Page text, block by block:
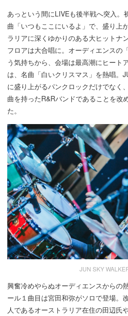
あっという間にLIVEも後半戦へ突入。
曲「いつもここにいるよ」で、盛り上
ラリアに深くゆかりのある大ヒットナ
フロアは大合唱に。オーディエンスの
う気持ちから、会場は最高潮にヒート
は、名曲「白いクリスマス」を熱唱。
に盛り上がるパンクロックだけでなく
曲を持ったR&Rバンドであることを改
た。
JUN SKY
興奮冷めやらぬオーディエンスからの
ール１曲目は宮田和弥がソロで登場。
人であるオーストラリア在住の田辺氏